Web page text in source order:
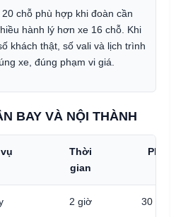
chỗ phù hợp khi đoàn cần
hành lý hơn xe 16 chỗ. Khi
khách thật, số vali và lịch trình
xe, đúng phạm vi giá.
BAY VÀ NỘI THÀNH
Thời
gian
2 giờ 30 –